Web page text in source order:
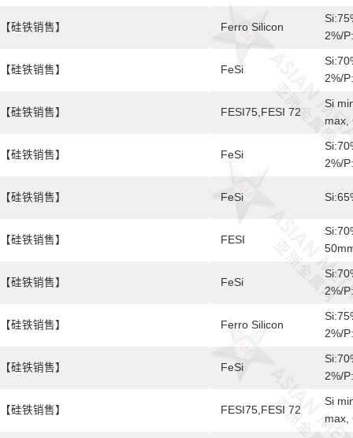
【硅铁销售】
【硅铁销售】
【硅铁销售】
【硅铁销售】
【硅铁销售】
【硅铁销售】
【硅铁销售】
【硅铁销售】
【硅铁销售】
【硅铁销售】
Ferro Silicon
2%/
FeSi
2%/
FESI75,FESI 72
Si
max,
FeSi
2%/
FeSi
FESI
FeSi
2%/
Ferro Silicon
2%/
FeSi
2%/
FESI75,FESI 72
Si
max,